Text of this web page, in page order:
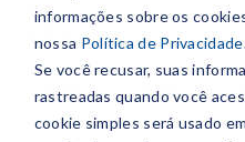
informações sobre os
nossa Política de Privacidade
Se você recusar, suas
rastreadas quando você
cookie simples será usado
Filtrar por:
TUDO FEIRA